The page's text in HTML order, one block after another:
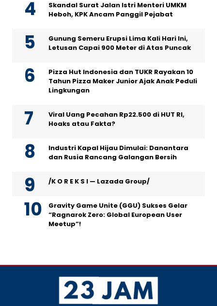
Skandal Surat Jalan Istri Menteri UMKM
Heboh, KPK Ancam Panggil Pejabat
Gunung Semeru Erupsi Lima Kali Hari Ini,
Letusan Capai 900 Meter di Atas Puncak
Pizza Hut Indonesia dan TUKR Rayakan 10
Tahun Pizza Maker Junior Ajak Anak Peduli
Lingkungan
Viral Uang Pecahan Rp22.500 di HUT RI,
Hoaks atau Fakta?
Industri Kapal Hijau Dimulai: Danantara
dan Rusia Rancang Galangan Bersih
/K O R E K S I — Lazada Group/
Gravity Game Unite (GGU) Sukses Gelar
“Ragnarok Zero: Global European User
Meetup”!